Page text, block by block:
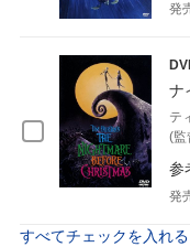
発
ナ
テ
(監
参
発
すべてチェックを入れる